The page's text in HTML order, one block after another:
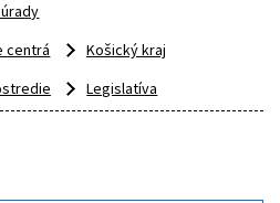
centrá
Košický kraj
Legislatíva